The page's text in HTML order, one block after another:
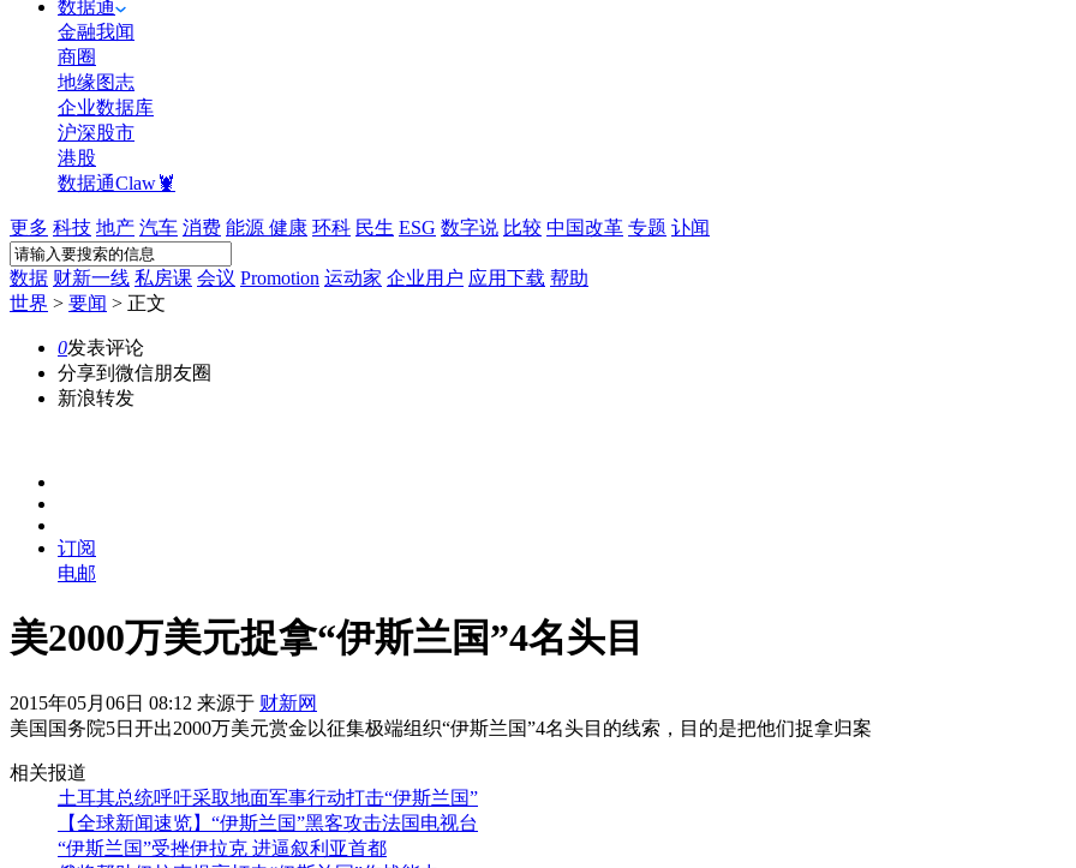
数据通
金融我闻
商圈
地缘图志
企业数据库
沪深股市
港股
数据通Claw🦞
更多 科技 地产 汽车 消费 能源 健康 环科 民生 ESG 数字说 比较 中国改革 专题 讣闻
数据 财新一线 私房课 会议 Promotion 运动家 企业用户 应用下载 帮助
世界 > 要闻 > 正文
0发表评论
分享到微信朋友圈
新浪转发
订阅
电邮
美2000万美元捉拿“伊斯兰国”4名头目
2015年05月06日 08:12 来源于 财新网
美国国务院5日开出2000万美元赏金以征集极端组织“伊斯兰国”4名头目的线索，目的是把他们捉拿归案
相关报道
土耳其总统呼吁采取地面军事行动打击“伊斯兰国”
【全球新闻速览】“伊斯兰国”黑客攻击法国电视台
“伊斯兰国”受挫伊拉克 进逼叙利亚首都